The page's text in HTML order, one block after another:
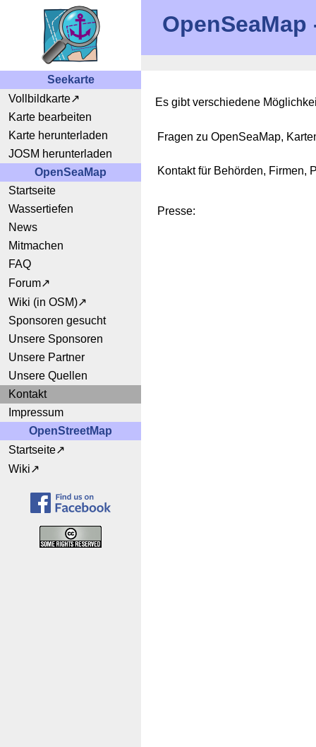
Seekarte
Vollbildkarte
Karte bearbeiten
Karte herunterladen
JOSM herunterladen
OpenSeaMap
Startseite
Wassertiefen
News
Mitmachen
FAQ
Forum
Wiki (in OSM)
Sponsoren gesucht
Unsere Sponsoren
Unsere Partner
Unsere Quellen
Kontakt
Impressum
OpenStreetMap
Startseite
Wiki
Es gibt verschiedene
Fragen zu OpenSeaMap,
Kontakt für Behörden, Firmen,
Presse: